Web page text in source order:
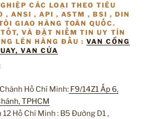
CÁC LOẠI THEO TIÊU
, ANSI , API , ASTM , BSI , DIN
GIAO HÀNG TOÀN QUỐC.
VÀ ĐẶT NIỀM TIN UY TÍN
LÊN HÀNG ĐẦU : VAN CỔNG
VAN CỬA
Hồ Chí Minh: F9/14Z1 Ấp 6,
TPHCM
Hồ Chí Minh : B5 Đường D1 ,